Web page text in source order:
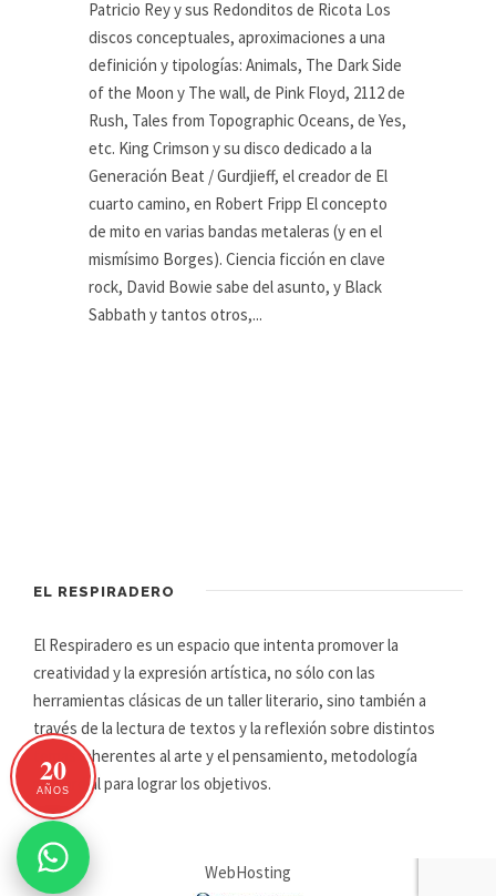
Patricio Rey y sus Redonditos de Ricota Los
discos conceptuales, aproximaciones a una
definición y tipologías: Animals, The Dark Side
of the Moon y The wall, de Pink Floyd, 2112 de
Rush, Tales from Topographic Oceans, de Yes,
etc. King Crimson y su disco dedicado a la
Generación Beat / Gurdjieff, el creador de El
cuarto camino, en Robert Fripp El concepto
de mito en varias bandas metaleras (y en el
mismísimo Borges). Ciencia ficción en clave
rock, David Bowie sabe del asunto, y Black
Sabbath y tantos otros,...
EL RESPIRADERO
El Respiradero es un espacio que intenta promover la
creatividad y la expresión artística, no sólo con las
herramientas clásicas de un taller literario, sino también a
través de la lectura de textos y la reflexión sobre distintos
temas inherentes al arte y el pensamiento, metodología
primordial para lograr los objetivos.
WebHosting
20
AÑOS